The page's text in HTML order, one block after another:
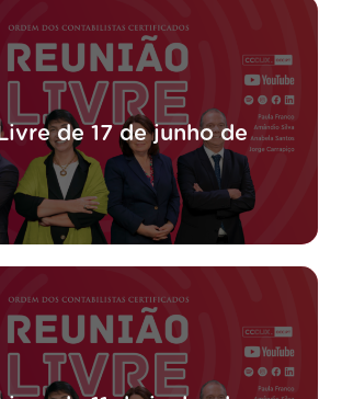
de 17 de junho de